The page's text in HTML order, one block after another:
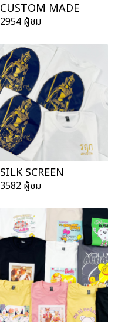
CUSTOM MADE
2954 ผู้ชม
SILK SCREEN
3582 ผู้ชม